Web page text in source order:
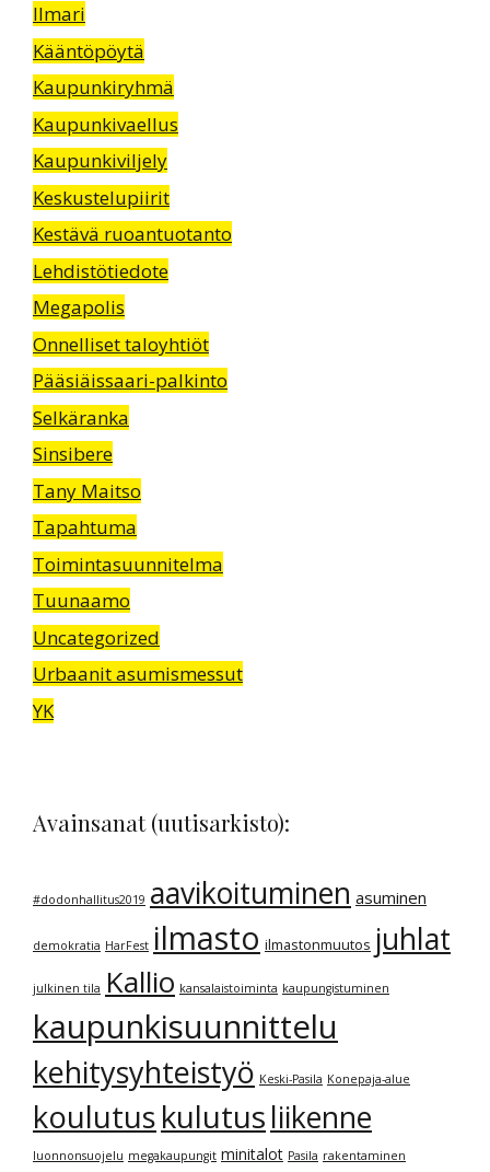
Ilmari
Kääntöpöytä
Kaupunkiryhmä
Kaupunkivaellus
Kaupunkiviljely
Keskustelupiirit
Kestävä ruoantuotanto
Lehdistötiedote
Megapolis
Onnelliset taloyhtiöt
Pääsiäissaari-palkinto
Selkäranka
Sinsibere
Tany Maitso
Tapahtuma
Toimintasuunnitelma
Tuunaamo
Uncategorized
Urbaanit asumismessut
YK
Avainsanat (uutisarkisto):
#dodonhallitus2019 aavikoituminen asuminen
demokratia HarFest ilmasto ilmastonmuutos juhlat
julkinen tila Kallio kansalaistoiminta kaupungistuminen
kaupunkisuunnittelu
kehitysyhteistyö Keski-Pasila Konepaja-alue
koulutuskulutusliikenne
luonnonsuojelu megakaupungit minitalot Pasila rakentaminen